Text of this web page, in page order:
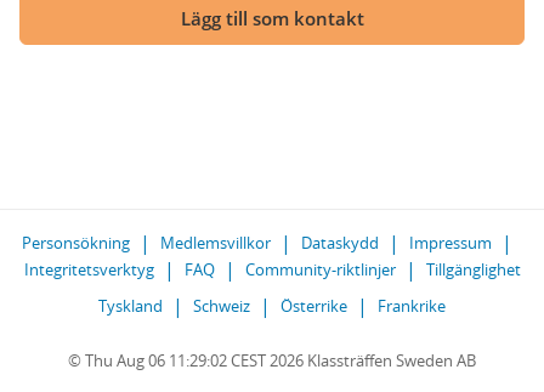
Lägg till som kontakt
Personsökning Medlemsvillkor Dataskydd
Impressum
Integritetsverktyg
FAQ Community-riktlinjer
Tillgänglighet
Tyskland
Schweiz Österrike Frankrike
© Thu Aug 06 11:29:02 CEST 2026 Klassträffen Sweden AB